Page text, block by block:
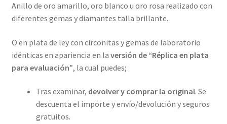
Anillo de oro amarillo, oro blanco u oro rosa realizado con
diferentes gemas y diamantes talla brillante.
O en plata de ley con circonitas y gemas de laboratorio
idénticas en apariencia en la versión de “Réplica en plata
para evaluación”, la cual puedes;
Tras examinar, devolver y comprar la original. Se
descuenta el importe y envío/devolución y seguros
gratuitos.